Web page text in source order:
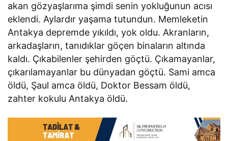
akan gözyaşlarıma şimdi senin yokluğunun acısı
eklendi. Aylardır yaşama tutundun. Memleketin
Antakya depremde yıkıldı, yok oldu. Akranların,
arkadaşların, tanıdıklar göçen binaların altında
kaldı. Çıkabilenler şehirden göçtü. Çıkamayanlar,
çıkarılamayanlar bu dünyadan göçtü. Sami amca
öldü, Şaul amca öldü, Doktor Bessam öldü,
zahter kokulu Antakya öldü.